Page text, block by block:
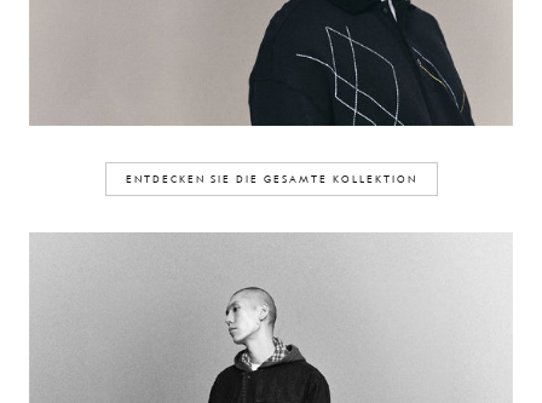
ENTDECKEN SIE DIE GESAMTE KOLLEKTION